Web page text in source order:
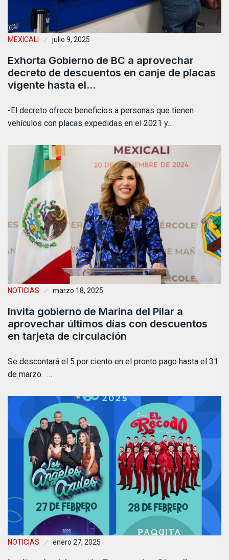
MEXICALI julio 9, 2025
Exhorta Gobierno de BC a aprovechar
decreto de descuentos en canje de placas
vigente hasta el…
-El decreto ofrece beneficios a personas que tienen
vehículos con placas expedidas en el 2021 y…
NOTICIAS marzo 18, 2025
Invita gobierno de Marina del Pilar a
aprovechar últimos días con descuentos
en tarjeta de circulación
Se descontará el 5 por ciento en el pronto pago hasta el 31
de marzo. …
NOTICIAS enero 27, 2025